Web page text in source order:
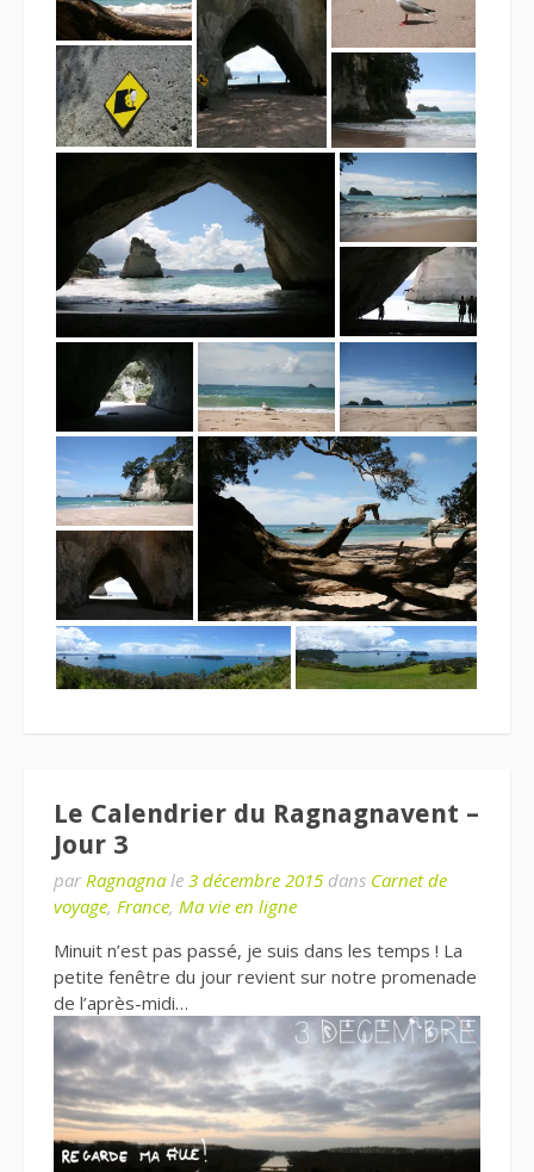
Le Calendrier du Ragnagnavent –
Jour 3
par Ragnagna le 3 décembre 2015 dans Carnet de
voyage, France, Ma vie en ligne
Minuit n’est pas passé, je suis dans les temps ! La
petite fenêtre du jour revient sur notre promenade
de l’après-midi…